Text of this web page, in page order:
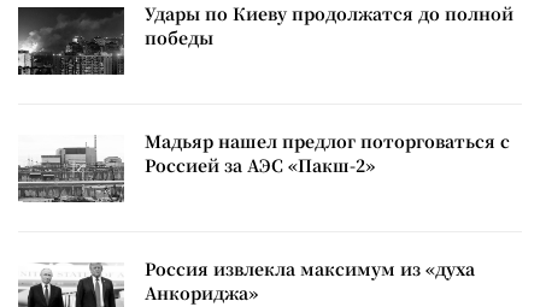
Удары по Киеву продолжатся до полной
победы
Мадьяр нашел предлог поторговаться с
Россией за АЭС «Пакш-2»
Россия извлекла максимум из «духа
Анкориджа»